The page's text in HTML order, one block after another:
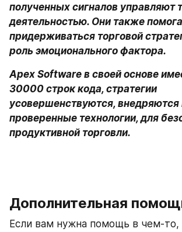
полученных сигналов управляют
деятельностью. Они также
придерживаться торговой
роль эмоционального фактора.
Apex Software в своей основе
30000 строк кода, стратегии
усовершенствуются, внедряются
проверенные технологии, для
продуктивной торговли.
Дополнительная
Если вам нужна помощь в чем-то,